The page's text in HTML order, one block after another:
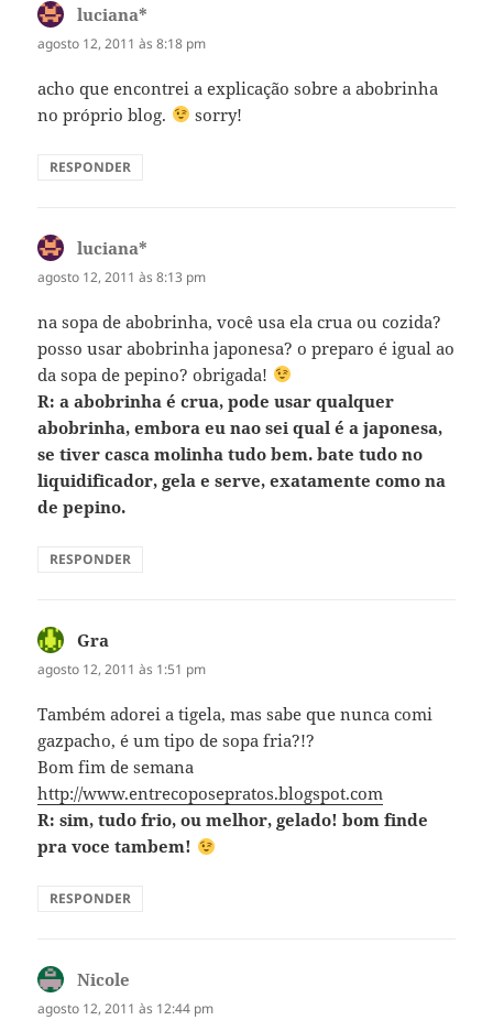
luciana*
agosto 12, 2011 às 8:18 pm
acho que encontrei a explicação sobre a abobrinha
no próprio blog.
sorry!
RESPONDER
luciana*
agosto 12, 2011 às 8:13 pm
na sopa de abobrinha, você usa ela crua ou cozida?
posso usar abobrinha japonesa? o preparo é igual ao
da sopa de pepino? obrigada!
R: a abobrinha é crua, pode usar qualquer
abobrinha, embora eu nao sei qual é a japonesa,
se tiver casca molinha tudo bem. bate tudo no
liquidificador, gela e serve, exatamente como na
de pepino.
RESPONDER
Gra
agosto 12, 2011 às 1:51 pm
Também adorei a tigela, mas sabe que nunca comi
gazpacho, é um tipo de sopa fria?!?
Bom fim de semana
http://www.entrecoposepratos.blogspot.com
R: sim, tudo frio, ou melhor, gelado! bom finde
pra voce tambem!
RESPONDER
Nicole
agosto 12, 2011 às 12:44 pm